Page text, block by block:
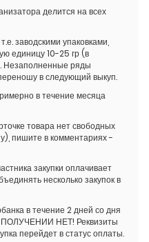
делится на всех
заводскими упаковками,
единицу 10-25 гр (в
Незаполненные ряды
в следующий выкуп.
в течение месяца
товара нет свободных
пишите в комментариях -
закупки оплачивает
несколько закупок в
в течение 2 дней со дня
НЕТ! Реквизиты
перейдет в статус оплаты.